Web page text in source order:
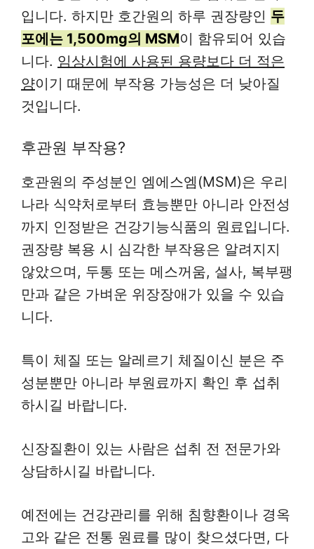
입니다. 하지만 호간원의 하루 권장량인 두
포에는 1,500mg의 MSM이 함유되어 있습
니다. 임상시험에 사용된 용량보다 더 적은
양이기 때문에 부작용 가능성은 더 낮아질
것입니다.
후관원 부작용?
호관원의 주성분인 엠에스엠(MSM)은 우리
나라 식약처로부터 효능뿐만 아니라 안전성
까지 인정받은 건강기능식품의 원료입니다.
권장량 복용 시 심각한 부작용은 알려지지
않았으며, 두통 또는 메스꺼움, 설사, 복부팽
만과 같은 가벼운 위장장애가 있을 수 있습
니다.
특이 체질 또는 알레르기 체질이신 분은 주
성분뿐만 아니라 부원료까지 확인 후 섭취
하시길 바랍니다.
신장질환이 있는 사람은 섭취 전 전문가와
상담하시길 바랍니다.
예전에는 건강관리를 위해 침향환이나 경옥
고와 같은 전통 원료를 많이 찾으셨다면, 다